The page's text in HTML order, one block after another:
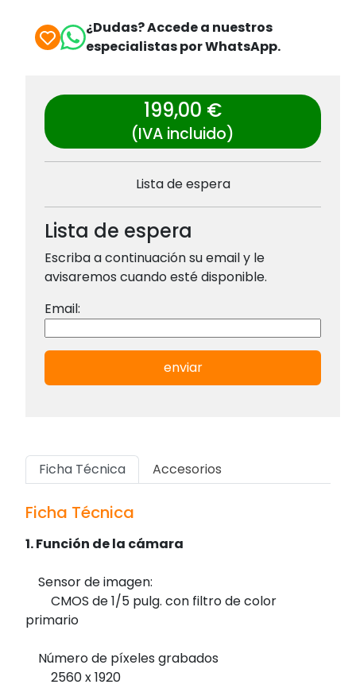
¿Dudas? Accede a nuestros
especialistas por WhatsApp.
199,00 €
(IVA incluido)
Lista de espera
Lista de espera
Escriba a continuación su email y le
avisaremos cuando esté disponible.
Email:
enviar
Ficha Técnica Accesorios
Ficha Técnica
1. Función de la cámara
Sensor de imagen:
CMOS de 1/5 pulg. con filtro de color
primario
Número de píxeles grabados
2560 x 1920